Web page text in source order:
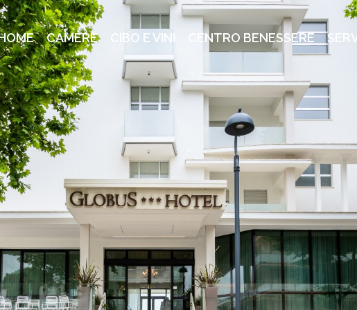
CAMERE CIBO E VINI CENTRO BENESSERE